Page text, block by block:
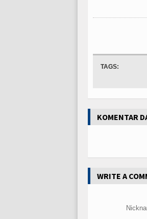
TAGS:
KOMENTAR
WRITE A